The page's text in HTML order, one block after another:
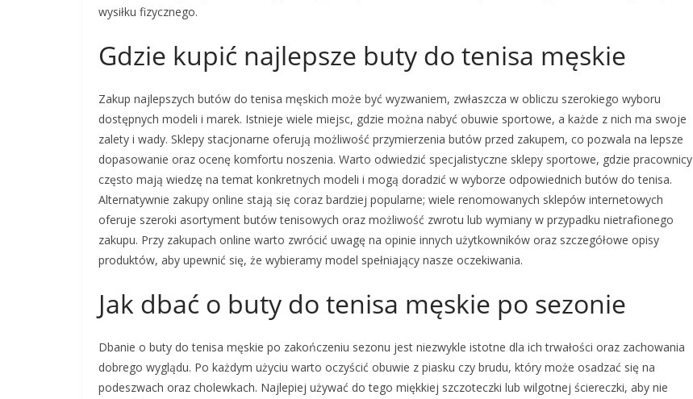
wysiłku fizycznego.
Gdzie kupić najlepsze buty do tenisa męskie
Zakup najlepszych butów do tenisa męskich może być wyzwaniem, zwłaszcza w obliczu szerokiego wyboru
dostępnych modeli i marek. Istnieje wiele miejsc, gdzie można nabyć obuwie sportowe, a każde z nich ma swoje
zalety i wady. Sklepy stacjonarne oferują możliwość przymierzenia butów przed zakupem, co pozwala na lepsze
dopasowanie oraz ocenę komfortu noszenia. Warto odwiedzić specjalistyczne sklepy sportowe, gdzie pracownicy
często mają wiedzę na temat konkretnych modeli i mogą doradzić w wyborze odpowiednich butów do tenisa.
Alternatywnie zakupy online stają się coraz bardziej popularne; wiele renomowanych sklepów internetowych
oferuje szeroki asortyment butów tenisowych oraz możliwość zwrotu lub wymiany w przypadku nietrafionego
zakupu. Przy zakupach online warto zwrócić uwagę na opinie innych użytkowników oraz szczegółowe opisy
produktów, aby upewnić się, że wybieramy model spełniający nasze oczekiwania.
Jak dbać o buty do tenisa męskie po sezonie
Dbanie o buty do tenisa męskie po zakończeniu sezonu jest niezwykle istotne dla ich trwałości oraz zachowania
dobrego wyglądu. Po każdym użyciu warto oczyścić obuwie z piasku czy brudu, który może osadzać się na
podeszwach oraz cholewkach. Najlepiej używać do tego miękkiej szczoteczki lub wilgotnej ściereczki, aby nie